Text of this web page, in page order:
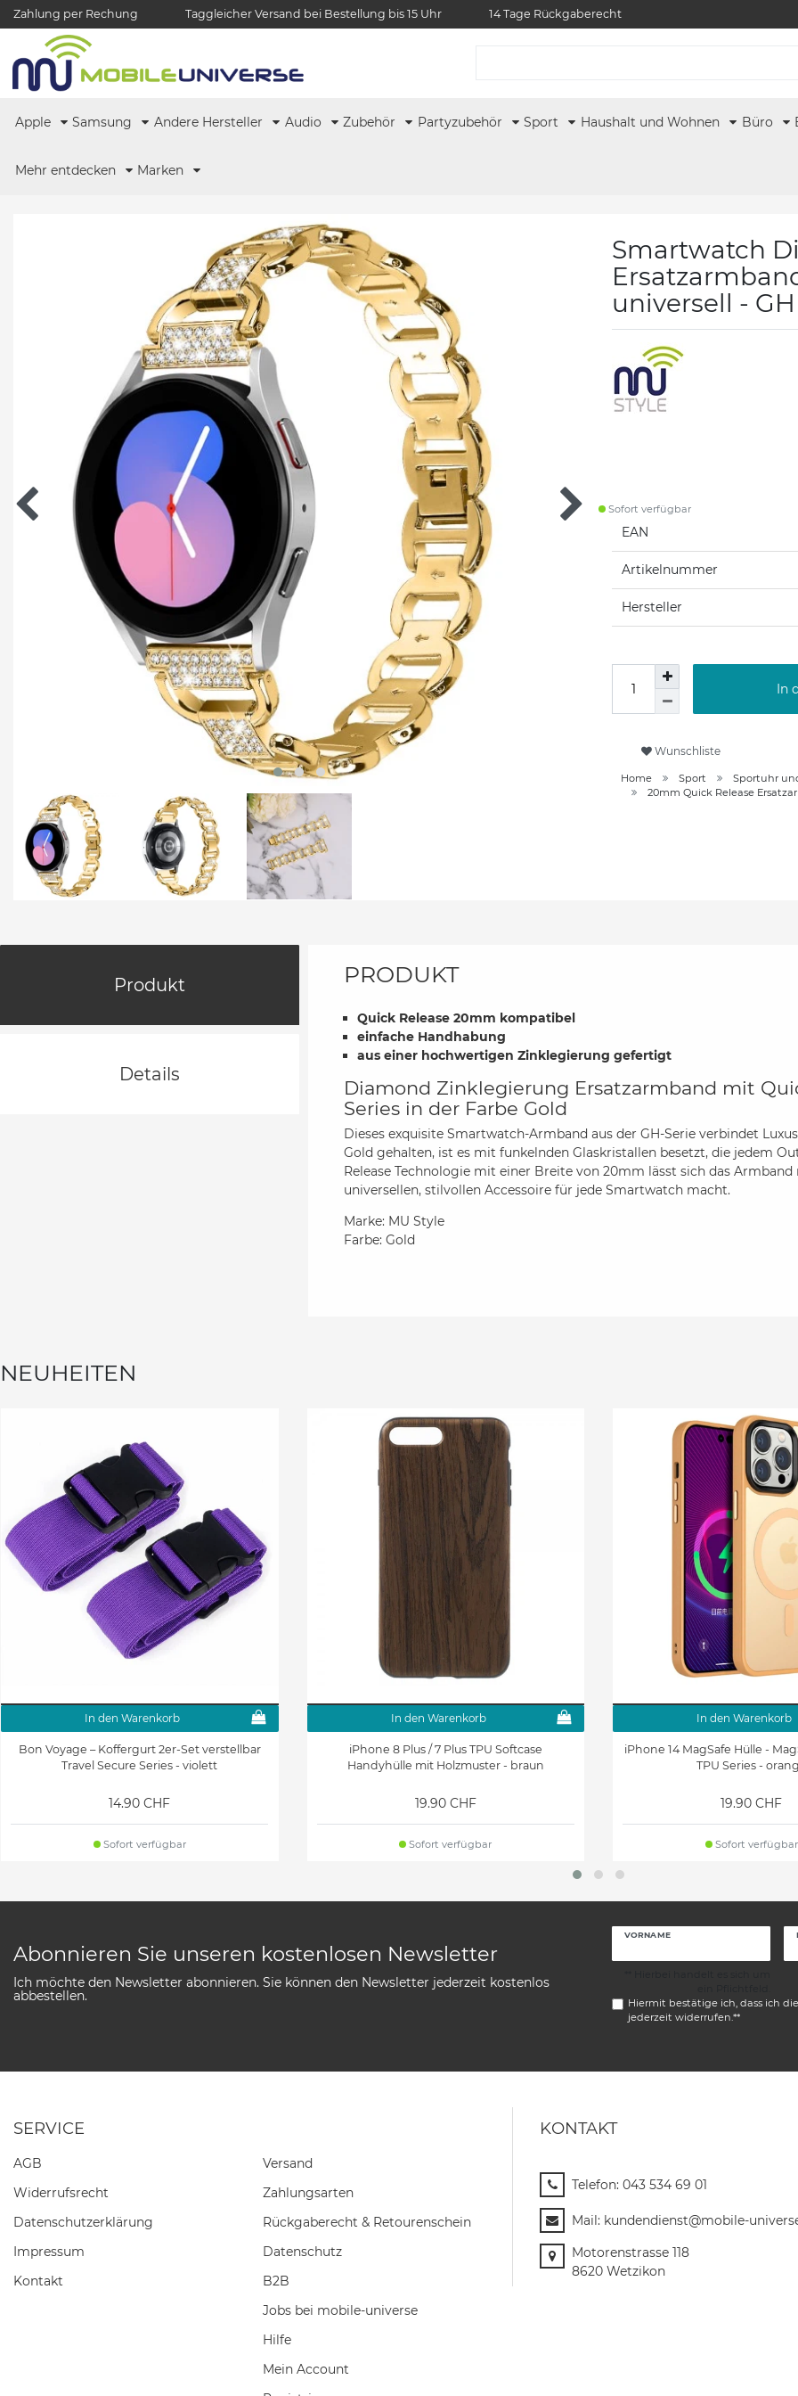
Zahlung per Rechung Taggleicher Versand bei Bestellung bis 15 Uhr 14 Tage Rückgaberecht
Apple Samsung Andere Hersteller Audio Zubehör Partyzubehör Sport Haushalt und Wohnen Büro
Mehr entdecken Marken
Smartwatch
universell -
Sofort verfügbar
EAN
Artikelnummer
Hersteller
In
Wunschliste
Home Sport Sportuhr
20mm Quick Release
Produkt
Details
PRODUKT
Quick Release 20mm kompatibel
einfache Handhabung
aus einer hochwertigen Zinklegierung gefertigt
Diamond Zinklegierung Ersatzarmband mit
Series in der Farbe Gold
Dieses exquisite Smartwatch-Armband aus der GH-Serie verbindet
Gold gehalten, ist es mit funkelnden Glaskristallen besetzt, die jedem
Release Technologie mit einer Breite von 20mm lässt sich das
universellen, stilvollen Accessoire für jede Smartwatch macht.
Marke: MU Style
Farbe: Gold
NEUHEITEN
In den Warenkorb
Bon Voyage – Koffergurt 2er-Set verstellbar
Travel Secure Series - violett
14.90 CHF
Sofort verfügbar
In den Warenkorb
iPhone 8 Plus / 7 Plus TPU Softcase
Handyhülle mit Holzmuster - braun
19.90 CHF
Sofort verfügbar
In den Warenkorb
iPhone 14 MagSafe Hülle -
TPU Series -
19.90 CHF
Sofort verfügbar
Abonnieren Sie unseren kostenlosen Newsletter
Ich möchte den Newsletter abonnieren. Sie können den Newsletter jederzeit kostenlos
abbestellen.
VORNAME
Hiermit bestätige ich, dass ich die
jederzeit widerrufen.**
SERVICE
AGB
Widerrufs­recht
Daten­schutz­erklärung
Impressum
Kontakt
Versand
Zahlungsarten
Rückgaberecht & Retourenschein
Datenschutz
B2B
Jobs bei mobile-universe
Hilfe
Mein Account
KONTAKT
Telefon: 043 534 69 01
Mail: kundendienst@mobile-
Motorenstrasse 118
8620 Wetzikon